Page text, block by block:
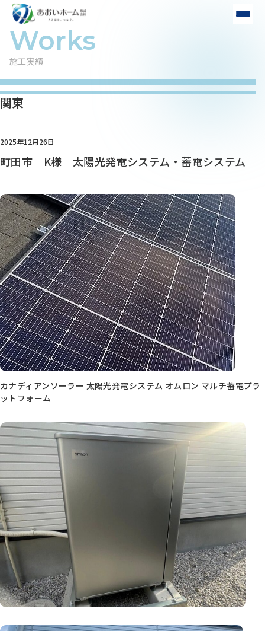
施工実績
関東
2025年12月26日
町田市 K様 太陽光発電システム・蓄電システム
カナディアンソーラー 太陽光発電システム オムロン マルチ蓄電プラ
ットフォーム